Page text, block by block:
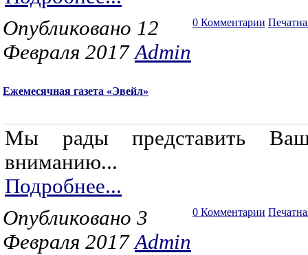
0 Комментарии
Опубликовано 12
Февраля 2017Admin
Ежемесячная газета «Эвейл»
Мы рады представить
вниманию...
Подробнее...
0 Комментарии
Опубликовано 3
Февраля 2017Admin